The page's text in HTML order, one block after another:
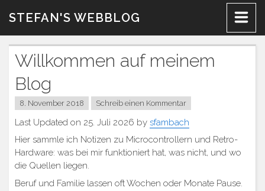
InhaltSTEFAN'S WEBBLOG
Willkommen auf meinem
Blog
8. November 2018 Schreib einen Kommentar
Last Updated on 25. Juli 2026 by sfambach
Hier sammle ich Notizen zu Microcontrollern und Retro-
Hardware: was bei mir funktioniert hat, was nicht, und wo
die Quellen liegen.
Beruf und Familie lassen oft Wochen oder Monate Pause.